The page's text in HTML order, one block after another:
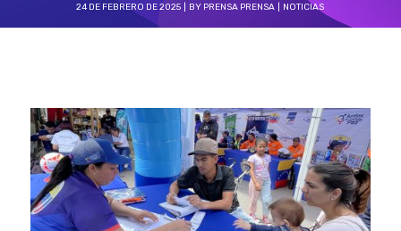
24 DE FEBRERO DE 2025 BY PRENSA PRENSA NOTICIAS